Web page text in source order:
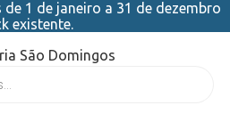
1 de janeiro a 31 de dezembro
existente.